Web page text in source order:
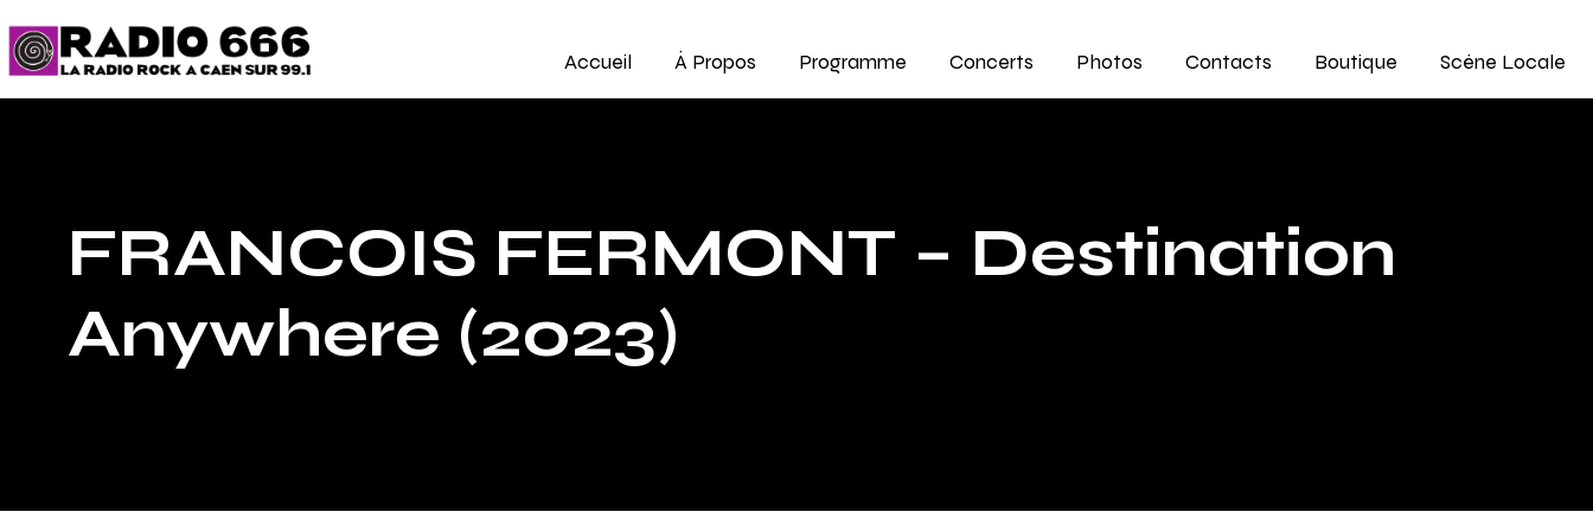
Accueil À Propos Programme Concerts Photos Contacts Boutique Scène Locale
FRANCOIS FERMONT – Destination
Anywhere (2023)